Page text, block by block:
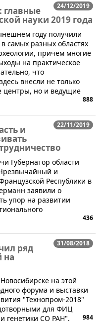
24/12/2019
главные
науки 2019 года
году получили
самых разных областях
причем многие
на практическое
что
внесли не только
центры, но и ведущие
888
22/11/2019
и
Губернатор области
и
Республики в
заявили о
упор на развитии
436
31/08/2018
ряд
на
на этой
форума и выставки
"Технопром-2018"
для ФИЦ
генетики СО РАН".
984